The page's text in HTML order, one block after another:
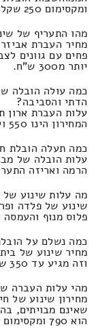
ומקסימום 250 שקלים.
מהו התעריף של
מחיר העברת
יותר מ300 ש"ח.
כמה עולה הובלה
הדתי והסביבה?
עלות העברת ארון
המחירון הינו 550 ולא יותר מ280 שקלים חדשים.
כמה תעלה הובלת
עלות הובלה של
הרמה ואריזה התעריף זהו 580 ולא
מה עלות שינוע
שינוע של פלדה
פלוס מנוף והעמסה על
כמה נשלם על
וזה מגיע עד 350 ש"ח.
מהי עלות העברה
מחירון שינוע של
שאינם מבויתים,
הוא 790 ומקסימום 450 שקל.